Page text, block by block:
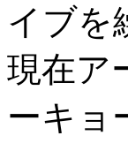
イブを
現在ア
ーキョ